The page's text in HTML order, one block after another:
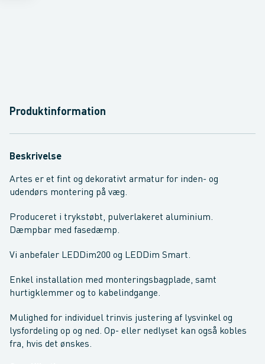
Produktinformation
Beskrivelse
Artes er et fint og dekorativt armatur for inden- og
udendørs montering på væg.
Produceret i trykstøbt, pulverlakeret aluminium.
Dæmpbar med fasedæmp.
Vi anbefaler LEDDim200 og LEDDim Smart.
Enkel installation med monteringsbagplade, samt
hurtigklemmer og to kabelindgange.
Mulighed for individuel trinvis justering af lysvinkel og
lysfordeling op og ned. Op- eller nedlyset kan også kobles
fra, hvis det ønskes.